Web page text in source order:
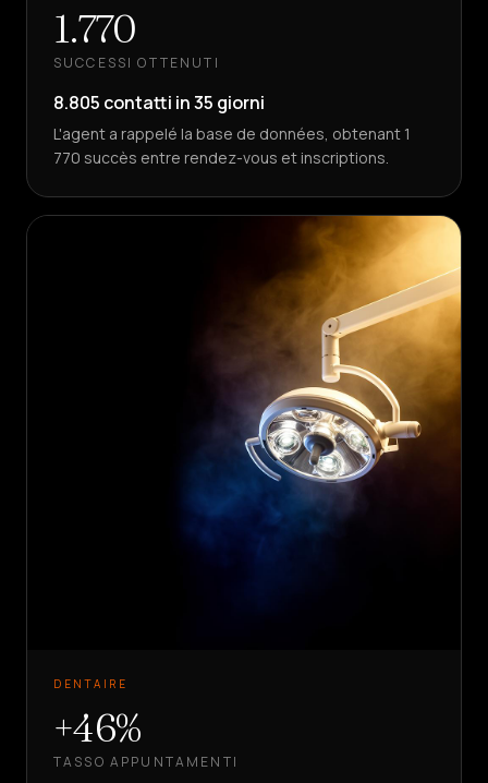
1.770
SUCCESSI OTTENUTI
8.805 contatti in 35 giorni
L'agent a rappelé la base de données, obtenant 1
770 succès entre rendez-vous et inscriptions.
DENTAIRE
+46%
TASSO APPUNTAMENTI